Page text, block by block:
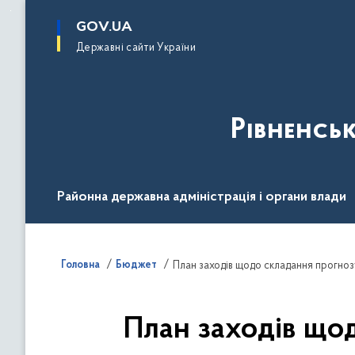
основного
GOV.UA
Державні сайти України
Районна державна адміністрація і органи влади
Головна Бюджет План заходів щодо складання
План заходів